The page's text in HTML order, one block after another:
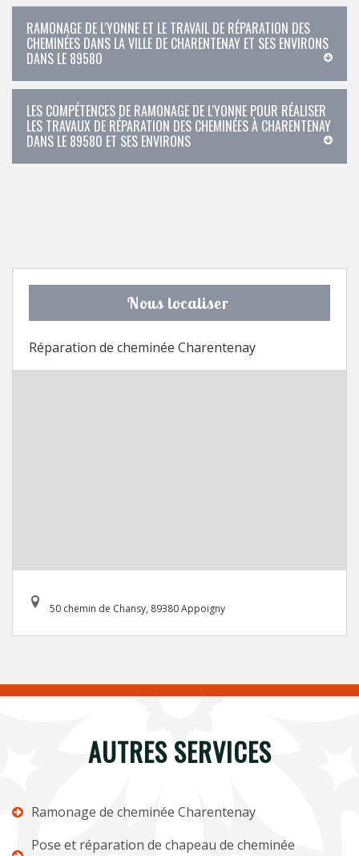
RAMONAGE DE L'YONNE ET LE TRAVAIL DE RÉPARATION DES
CHEMINÉES DANS LA VILLE DE CHARENTENAY ET SES ENVIRONS
DANS LE 89580
LES COMPÉTENCES DE RAMONAGE DE L'YONNE POUR RÉALISER
LES TRAVAUX DE RÉPARATION DES CHEMINÉES À CHARENTENAY
DANS LE 89580 ET SES ENVIRONS
Nous localiser
Réparation de cheminée Charentenay
50 chemin de Chansy, 89380 Appoigny
AUTRES SERVICES
Ramonage de cheminée Charentenay
Pose et réparation de chapeau de cheminée